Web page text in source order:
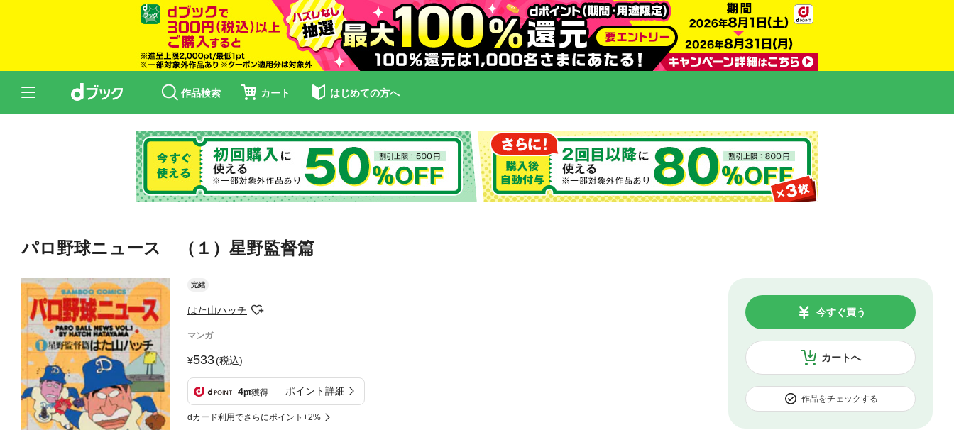
作品検索 カート はじめての方へ
パロ野球ニュース （１）星野監督篇
完結
はた山ハッチ
マンガ
533(税込)
4pt獲得 ポイント詳細
dカード利用でさらにポイント+2%
カートへ
今すぐ買う
作品をチェックする